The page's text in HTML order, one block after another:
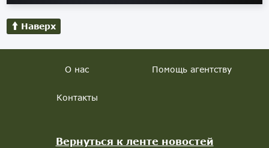
Наверх
О нас Помощь агентству
Контакты
Вернуться к ленте новостей